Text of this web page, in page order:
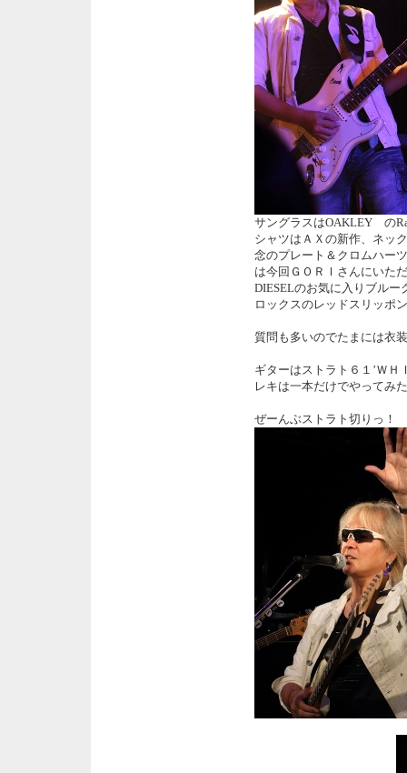
サングラスはOAKLEY の
シャツはＡＸの新作、ネッ
念のプレート＆クロムハー
は今回ＧＯＲＩさんにいた
DIESELのお気に入りブル
ロックスのレッドスリッポン
質問も多いのでたまには衣
ギターはストラト６１’
レキは一本だけでやって
ぜーんぶストラト切りっ！